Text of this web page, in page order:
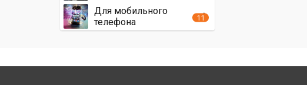
Для мобильного
телефона
11